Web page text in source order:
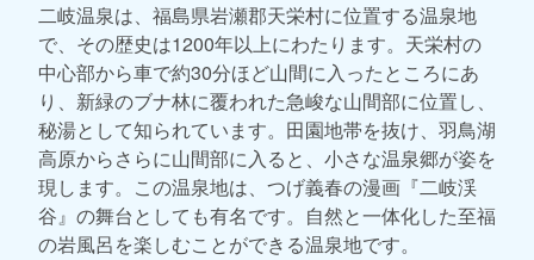
二岐温泉は、福島県岩瀬郡天栄村に位置する温泉地
で、その歴史は1200年以上にわたります。天栄村の
中心部から車で約30分ほど山間に入ったところにあ
り、新緑のブナ林に覆われた急峻な山間部に位置し、
秘湯として知られています。田園地帯を抜け、羽鳥湖
高原からさらに山間部に入ると、小さな温泉郷が姿を
現します。この温泉地は、つげ義春の漫画『二岐渓
谷』の舞台としても有名です。自然と一体化した至福
の岩風呂を楽しむことができる温泉地です。